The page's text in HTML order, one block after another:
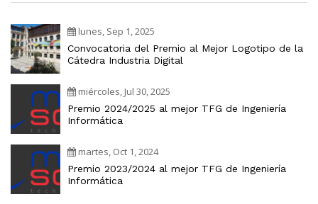
lunes, Sep 1, 2025
Convocatoria del Premio al Mejor Logotipo de la
Cátedra Industria Digital
miércoles, Jul 30, 2025
Premio 2024/2025 al mejor TFG de Ingeniería
Informática
martes, Oct 1, 2024
Premio 2023/2024 al mejor TFG de Ingeniería
Informática